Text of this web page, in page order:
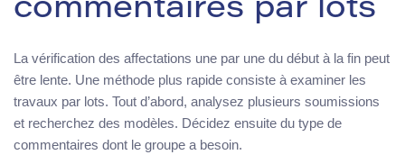
commentaires par lots
La vérification des affectations une par une du début à la fin peut
être lente. Une méthode plus rapide consiste à examiner les
travaux par lots. Tout d’abord, analysez plusieurs soumissions
et recherchez des modèles. Décidez ensuite du type de
commentaires dont le groupe a besoin.